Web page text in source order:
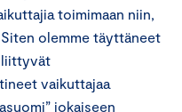
toimimaan niin,
olemme täyttäneet
liittyvät
vaikuttajaa
jokaiseen